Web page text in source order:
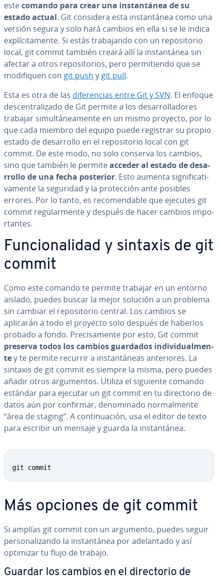
estecomando para crear una in­s­ta­n­tá­nea de su
estado actual. Git considera esta in­s­ta­n­tá­nea como una
versión segura y solo hará cambios en ella si se le indica
ex­plí­ci­ta­me­n­te. Si estás tra­ba­ja­n­do con un re­po­si­to­rio
local, git commit también creará allí la in­s­ta­n­tá­nea sin
afectar a otros re­po­si­to­rios, pero pe­r­mi­tie­n­do que se
mo­di­fi­quen con git push y git pull.
Esta es otra de las di­fe­re­n­cias entre Git y SVN. El enfoque
de­s­ce­n­tra­li­za­do de Git permite a los de­sa­rro­lla­do­res
trabajar si­mu­l­tá­nea­me­n­te en un mismo proyecto, por lo
que cada miembro del equipo puede registrar su propio
estado de de­sa­rro­llo en el re­po­si­to­rio local con git
commit. De este modo, no solo conserva los cambios,
sino que también le permiteacceder al estado de de­sa­
rro­llo de una fecha posterior. Esto aumenta si­g­ni­fi­ca­ti­
va­me­n­te la seguridad y la pro­te­c­ción ante posibles
errores. Por lo tanto, es re­co­me­n­da­ble que ejecutes git
commit re­gu­la­r­me­n­te y después de hacer cambios im­po­
r­ta­n­tes.
Fu­n­cio­na­li­dad y sintaxis de git
commit
Como este comando te permite trabajar en un entorno
aislado, puedes buscar la mejor solución a un problema
sin cambiar el re­po­si­to­rio central. Los cambios se
aplicarán a todo el proyecto solo después de haberlos
probado a fondo. Pre­ci­sa­me­n­te por esto, Git commit
preserva todos los cambios guardados in­di­vi­dua­l­me­n­
tey te permite recurrir a in­s­ta­n­tá­neas an­te­rio­res. La
sintaxis de git commit es siempre la misma, pero puedes
añadir otros ar­gu­me­n­tos. Utiliza el siguiente comando
estándar para ejecutar un git commit en tu di­re­c­to­rio de
datos aún por confirmar, de­no­mi­na­do no­r­ma­l­me­n­te
“área de staging”. A co­n­ti­nua­ción, usa el editor de texto
para escribir un mensaje y guarda la in­s­ta­n­tá­nea.
git commit
Más opciones de git commit
Si amplías git commit con un argumento, puedes seguir
pe­r­so­na­li­za­n­do la in­s­ta­n­tá­nea por ade­la­n­ta­do y así
optimizar tu flujo de trabajo.
Guardar los cambios en el di­re­c­to­rio de